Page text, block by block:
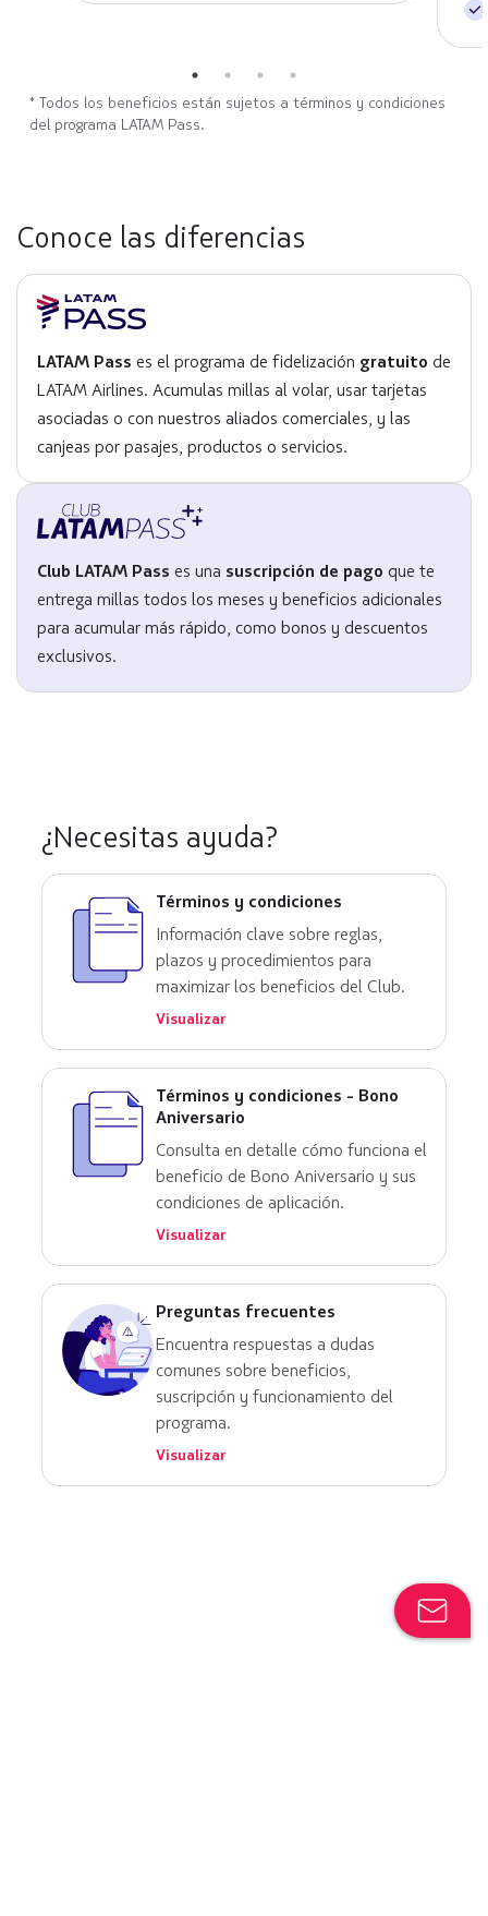
* Todos los beneficios están sujetos a términos y condiciones
del programa LATAM Pass.
Conoce las diferencias
LATAM Pass es el programa de fidelización gratuito de
LATAM Airlines. Acumulas millas al volar, usar tarjetas
asociadas o con nuestros aliados comerciales, y las
canjeas por pasajes, productos o servicios.
Club LATAM Pass es una suscripción de pago que te
entrega millas todos los meses y beneficios adicionales
para acumular más rápido, como bonos y descuentos
exclusivos.
¿Necesitas ayuda?
Términos y condiciones
Información clave sobre reglas,
plazos y procedimientos para
maximizar los beneficios del Club.
Visualizar
Términos y condiciones - Bono
Aniversario
Consulta en detalle cómo funciona el
beneficio de Bono Aniversario y sus
condiciones de aplicación.
Visualizar
Preguntas frecuentes
Encuentra respuestas a dudas
comunes sobre beneficios,
suscripción y funcionamiento del
programa.
Visualizar
Deluxe